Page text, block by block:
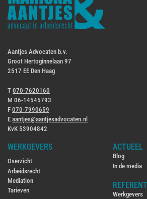
Aantjes Advocaten b.v.
Groot Hertoginnelaan 97
2517 EE Den Haag
T 070-7620160
M 06-14545793
F 070-7990659
E aantjes@aantjesadvocaten.nl
KvK 53904842
WERKGEVERS
Overzicht
Arbeidsrecht
Mediation
Tarieven
ACTUEEL
Blog
In de media
Werkgevers